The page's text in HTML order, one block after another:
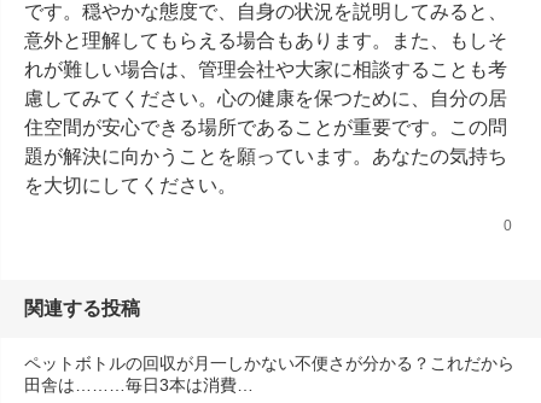
です。穏やかな態度で、自身の状況を説明してみると、
意外と理解してもらえる場合もあります。また、もしそ
れが難しい場合は、管理会社や大家に相談することも考
慮してみてください。心の健康を保つために、自分の居
住空間が安心できる場所であることが重要です。この問
題が解決に向かうことを願っています。あなたの気持ち
を大切にしてください。
0
関連する投稿
ペットボトルの回収が月一しかない不便さが分かる？これだから
田舎は………毎日3本は消費…